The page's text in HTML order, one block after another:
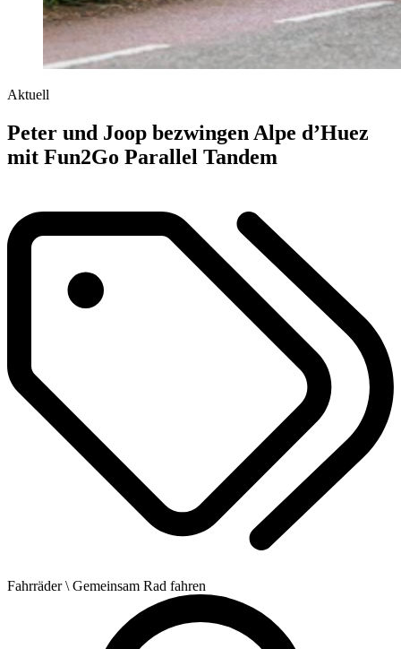
Aktuell
Peter und Joop bezwingen Alpe d’Huez
mit Fun2Go Parallel Tandem
Fahrräder\ Gemeinsam Rad fahren